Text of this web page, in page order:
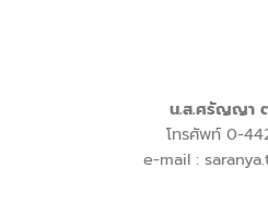
น.ส.ศรัญญา
โทรศัพท์ 0-
e-mail :